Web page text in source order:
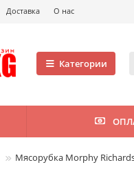
Доставка О нас
Категории
Мясорубка Morphy